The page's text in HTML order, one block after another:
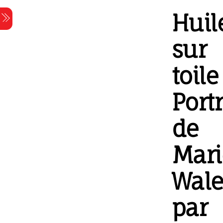
Skip
to
content
sur
toile
de
par